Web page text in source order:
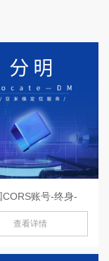
CORS账号-终身-
查看详情